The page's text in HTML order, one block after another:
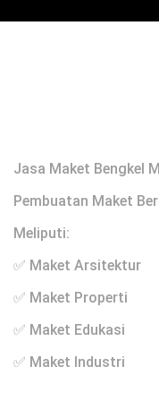
Jasa Maket Bengkel
Pembuatan Maket
Meliputi:
✅ Maket Arsitektur
✅ Maket Properti
✅ Maket Edukasi
✅ Maket Industri